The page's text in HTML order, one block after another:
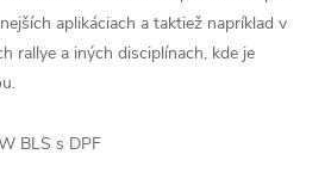
aplikáciach a taktiež napríklad v
rallye a iných disciplínach, kde je
BLS s DPF